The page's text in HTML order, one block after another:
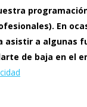
En
asistir a algunas
de baja en el